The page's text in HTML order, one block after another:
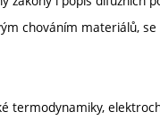
chováním materiálů,
termodynamiky,